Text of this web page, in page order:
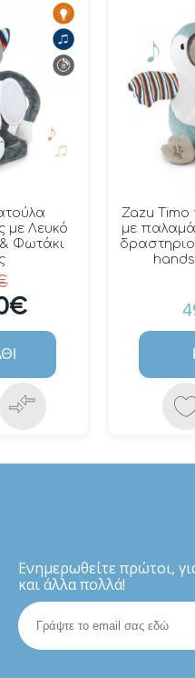
με Λευκό
Φωτάκι
Zazu Timo
με
hands
Eνημερωθείτε πρώτοι,
και άλλα πολλά!